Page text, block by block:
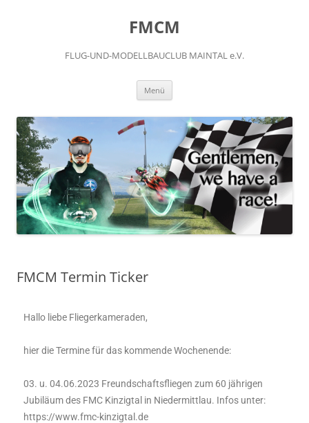
FMCM
FLUG-UND-MODELLBAUCLUB MAINTAL e.V.
Menü
FMCM Termin Ticker
Hallo liebe Fliegerkameraden,
hier die Termine für das kommende Wochenende:
03. u. 04.06.2023 Freundschaftsfliegen zum 60 jährigen
Jubiläum des FMC Kinzigtal in Niedermittlau. Infos unter:
https://www.fmc-kinzigtal.de